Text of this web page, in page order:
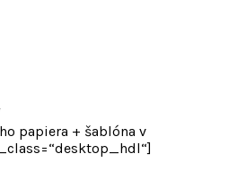
papiera + šablóna v